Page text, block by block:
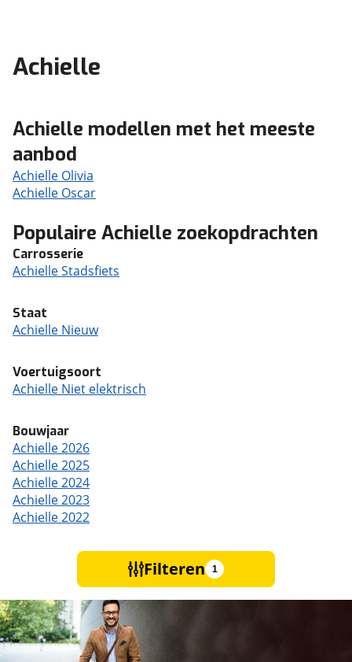
Achielle
Achielle modellen met het meeste
aanbod
Achielle Olivia
Achielle Oscar
Populaire Achielle zoekopdrachten
Carrosserie
Achielle Stadsfiets
Staat
Achielle Nieuw
Voertuigsoort
Achielle Niet elektrisch
Bouwjaar
Achielle 2026
Achielle 2025
Achielle 2024
Achielle 2023
Achielle 2022
Filteren 1